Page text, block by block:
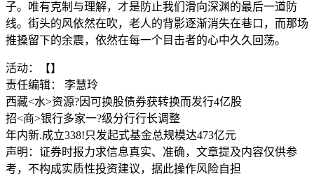
子。唯有克制与理解，才是防止我们滑向深渊的最后一道防
线。街头的风依然在吹，老人的背影逐渐消失在巷口，而那场
推搡留下的余震，依然在每一个目击者的心中久久回荡。
活动：【】
责任编辑： 李慧玲
西藏<水>资源?因可换股债券获转换而发行4亿股
招<商>银行多家一?级分行行长调整
年内新.成立338!只发起式基金总规模达473亿元
声明：证券时报力求信息真实、准确，文章提及内容仅供参
考，不构成实质性投资建议，据此操作风险自担